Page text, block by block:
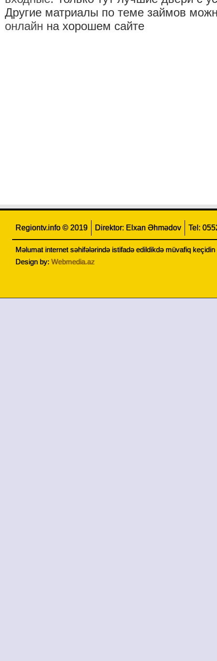
Другие матриалы по теме займов
онлайн на хорошем сайте
Regiontv.info © 2019 Direktor: Elxan Əhmədov Tel:
Məlumat internet səhifələrində istifadə edildikdə müvafiq keçidin
Design by: Webmedia.az